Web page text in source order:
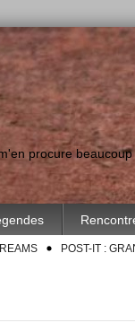
procure
POST-IT :